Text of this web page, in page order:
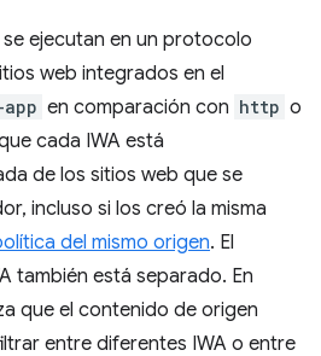
ejecutan en un protocolo
web integrados en el
en comparación con http o
cada IWA está
de los sitios web que se
incluso si los creó la misma
del mismo origen. El
también está separado. En
que el contenido de origen
entre diferentes IWA o entre